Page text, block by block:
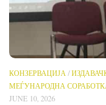
КОНЗЕРВАЦИЈА/
МЕЃУНАРОДНА
JUNE 10, 2026